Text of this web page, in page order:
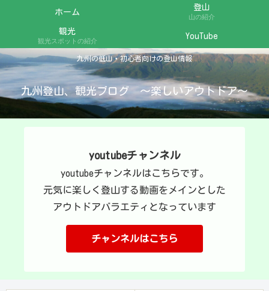
九州の低山・初心者向けの登山情報
九州登山、観光ブログ ～楽しいアウトドア～
ホーム
登山
山の紹介
観光
観光スポットの紹介
YouTube
youtubeチャンネル
youtubeチャンネルはこちらです。
元気に楽しく登山する動画をメインとした
アウトドアバラエティとなっています
チャンネルはこちら